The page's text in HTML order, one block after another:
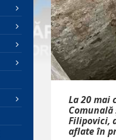
La 20 mai
Filipovici,
aflate în